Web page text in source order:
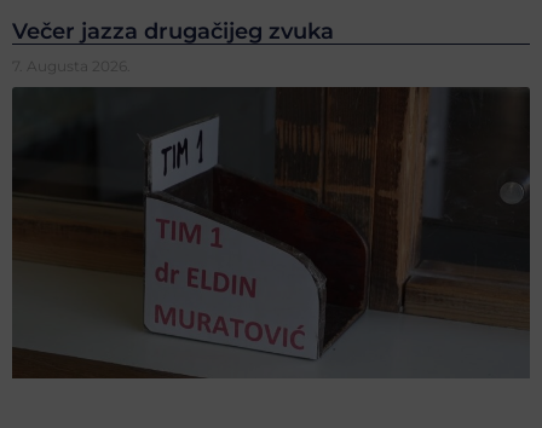
Večer jazza drugačijeg zvuka
7. Augusta 2026.